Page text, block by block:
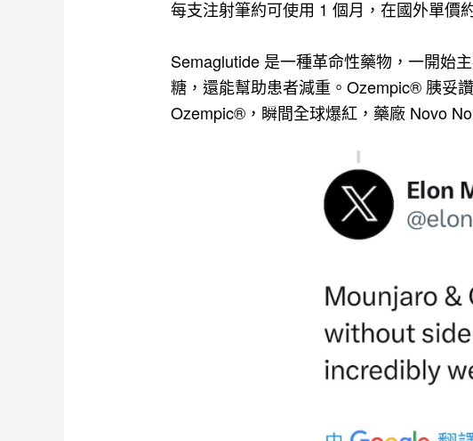
每支注射筆約可使用 1 個月，在國外單價
Semaglutide 是一種革命性藥物，一開始
糖，還能幫助患者減重。Ozempic® 胰妥
Ozempic®，瞬間全球爆紅，藥廠 Novo